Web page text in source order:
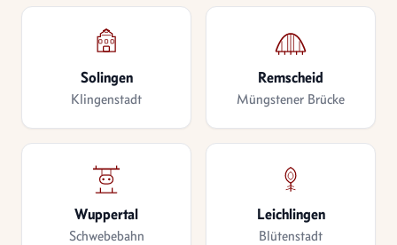
Solingen
Klingenstadt
Remscheid
Müngstener Brücke
Wuppertal
Schwebebahn
Leichlingen
Blütenstadt